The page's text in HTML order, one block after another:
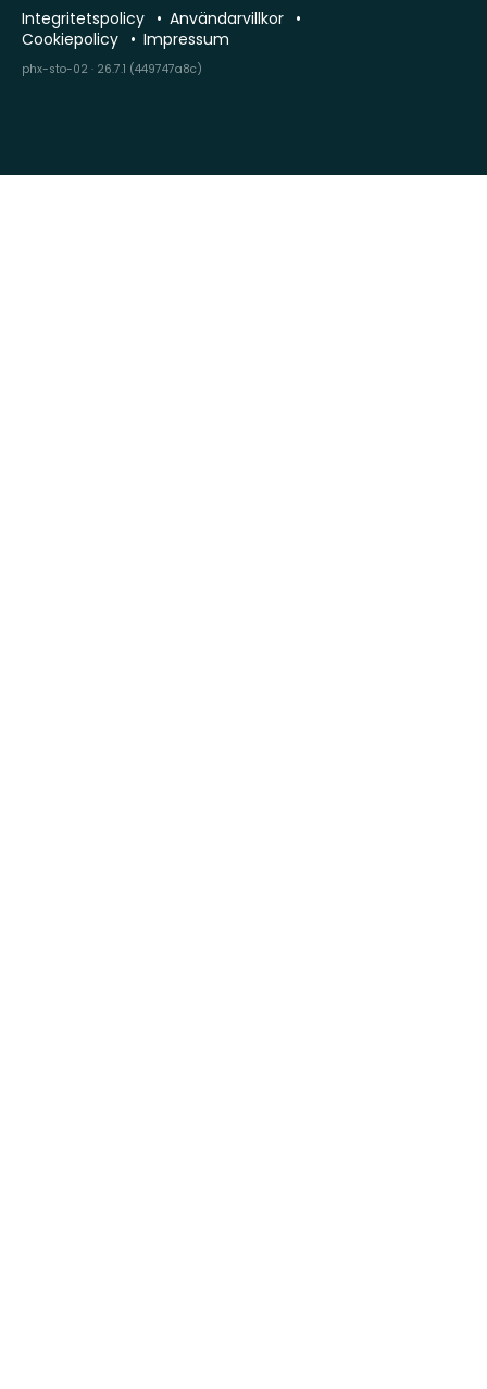
Integritetspolicy
Användarvillkor
Cookiepolicy
Impressum
phx-sto-02 · 26.7.1 (449747a8c)